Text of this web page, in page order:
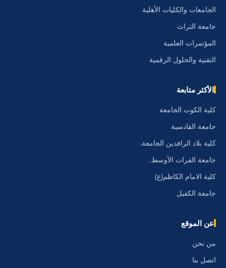
الجامعات والكليات الأهلية
جامعة التراث
المؤتمرات العلمية
التقنية والحلول الرقمية
الأكثر متابعة
كلية الكوت الجامعة
جامعة القادسية
كلية بلاد الرافدين الجامعة.
جامعة الفرات الأوسط.
كلية الامام الكاظم(ع)
جامعة الكفيل
عن الموقع
من نحن
اتصل بنا